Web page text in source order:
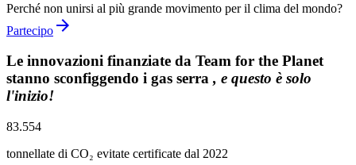
Perché non unirsi al più grande movimento per il clima del mondo?
Partecipo arrow_forward
Le innovazioni finanziate da Team for the Planet
stanno sconfiggendo i gas serra , e questo è solo
l'inizio!
83.554
tonnellate di CO₂ evitate certificate dal 2022